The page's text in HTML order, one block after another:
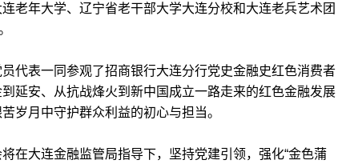
老年大学、辽宁省老干部大学大连分校和大连老兵艺术团
表一同参观了招商银行大连分行党史金融史红色消费者
延安、从抗战烽火到新中国成立一路走来的红色金融发展
岁月中守护群众利益的初心与担当。
大连金融监管局指导下，坚持党建引领，强化“金色蒲